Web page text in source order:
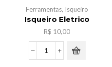
Ferramentas, Isqueiro
Isqueiro Eletrico
R$ 10,00
Isqueiro